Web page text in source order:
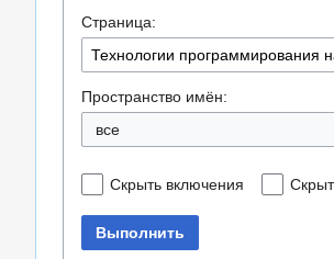
навигации
поиску
Страница:
Пространство имён:
все
Скрыть включения
Выполнить